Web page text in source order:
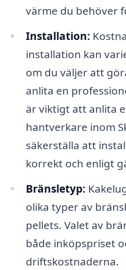
värme du behöver
Installation:
installation kan
om du väljer att
anlita en
är viktigt att anlita
hantverkare inom
säkerställa att
korrekt och enligt
Bränsletyp:
olika typer av
pellets. Valet av
både inköpspriset
driftskostnaderna.